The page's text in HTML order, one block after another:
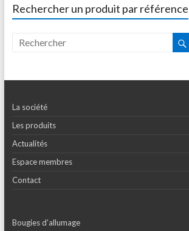
Rechercher un produit par référence
La société
Les produits
Actualités
Espace membres
Contact
Bougies d’allumage